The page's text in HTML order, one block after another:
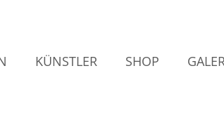
KÜNSTLER SHOP